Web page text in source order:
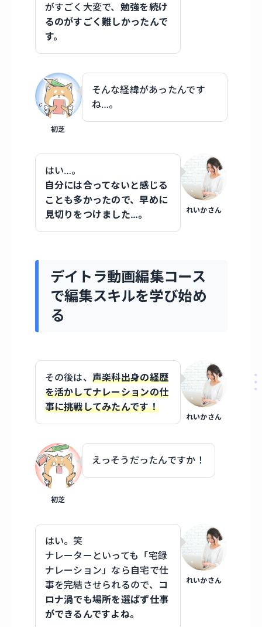
がすごく大変で、 勉強を続け
るのがすごく難しかったんで
す。
初芝
そんな経緯があったんです
ね…。
れいかさん
はい…。
自分には合ってないと感じる
ことも多かったので、早めに
見切りをつけました…。
デイトラ動画編集コース
で編集スキルを学び始め
る
れいかさん
その後は、 声楽科出身の経歴
を活かしてナレーションの仕
事に挑戦してみたんです！
初芝
えっそうだったんですか！
れいかさん
はい。笑
ナレーターといっても「宅録
ナレーション」なら自宅で仕
事を完結させられるので、 コ
ロナ渦でも場所を選ばず仕事
ができるんですよね。